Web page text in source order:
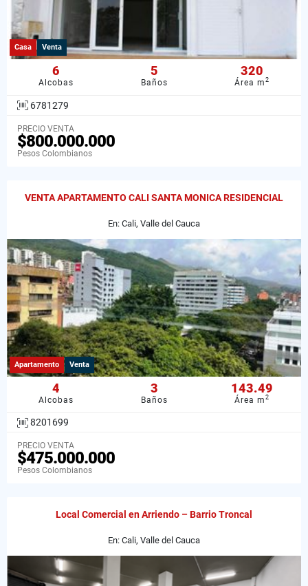
Casa Venta
6
Alcobas
5
Baños
320
Área m2
6781279
PRECIO VENTA
$800.000.000
Pesos Colombianos
VENTA APARTAMENTO CALI SANTA MONICA RESIDENCIAL
En: Cali, Valle del Cauca
Apartamento Venta
4
Alcobas
3
Baños
143.49
Área m2
8201699
PRECIO VENTA
$475.000.000
Pesos Colombianos
Local Comercial en Arriendo – Barrio Troncal
En: Cali, Valle del Cauca